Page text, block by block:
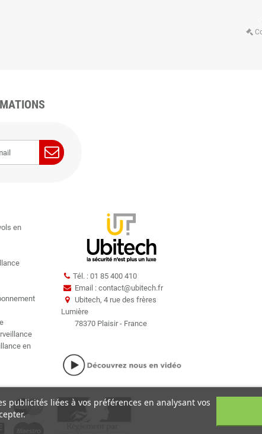
en
en
Tél. : 01 85 400 410
Email : contact@ubitech.fr
Ubitech, 4 rue des frères
Lumière
78370 Plaisir - France
publicités liées à vos préférences en analysant vos